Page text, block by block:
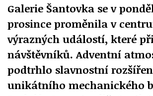
Galerie Šantovka se v
prosince proměnila v
výrazných událostí, které
návštěvníků. Adventní
podtrhlo slavnostní
unikátního mechanického